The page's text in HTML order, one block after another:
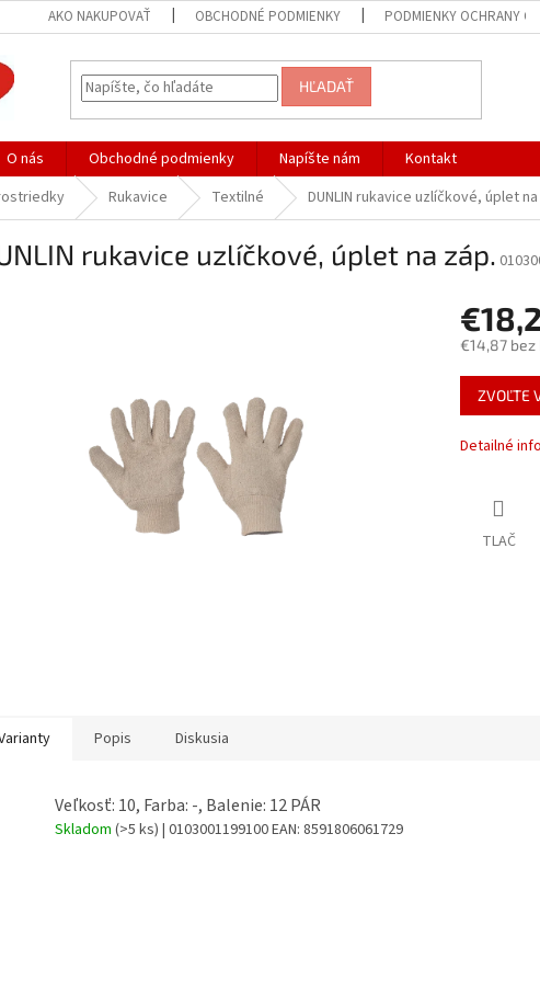
AKO NAKUPOVAŤ OBCHODNÉ PODMIENKY PODMIENKY OCHRANY
HĽADAŤ
O nás Obchodné podmienky Napíšte nám
Kontakt
Rukavice Textilné DUNLIN rukavice uzlíčkové, úplet
rukavice uzlíčkové, úplet na záp.
€14,87 bez
Jednotková
cena:
ZVOĽTE
Detailné
TLAČ
Popis Diskusia
Veľkosť: 10, Farba: -, Balenie: 12 PÁR
Skladom (>5 ks) | 0103001199100EAN: 8591806061729